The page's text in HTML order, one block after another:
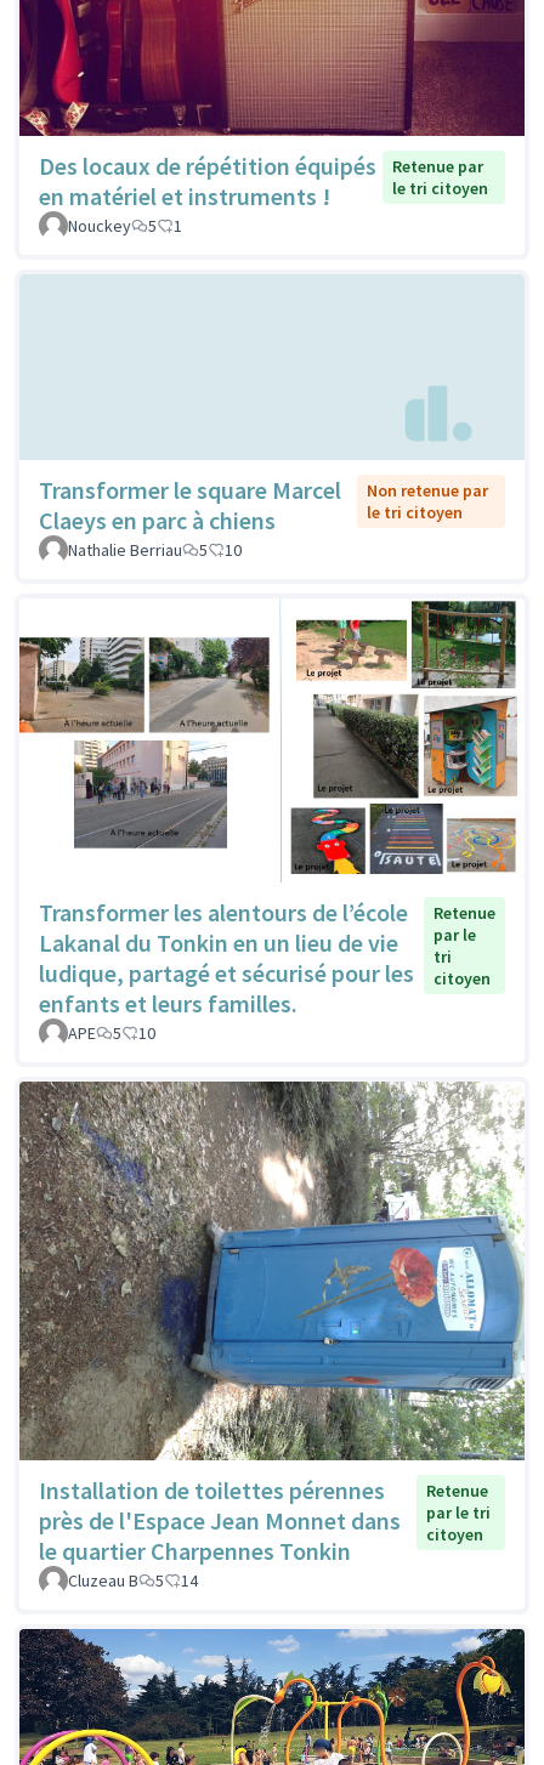
Des locaux de répétition équipés
en matériel et instruments !
Retenue par
le tri citoyen
Nouckey
5 1
Transformer le square Marcel
Claeys en parc à chiens
Non retenue par
le tri citoyen
Nathalie Berriau
5 10
Transformer les alentours de l’école
Lakanal du Tonkin en un lieu de vie
ludique, partagé et sécurisé pour les
enfants et leurs familles.
Retenue
par le
tri
citoyen
APE 5 10
Installation de toilettes pérennes
près de l'Espace Jean Monnet dans
le quartier Charpennes Tonkin
Retenue
par le tri
citoyen
Cluzeau B 5 14